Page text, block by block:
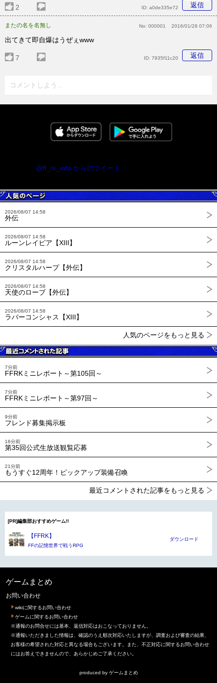
2 返信
ID: a0de335e72
またの名を名無し No: 000001 2016/01/28 07:06
出てきて即自爆はうぜぇwww
7 返信
ID: 7935f11c20
コメントしよう...
@ff_rk_info からのツイート
2026/08/07 14:58
外伝
2026/08/07 14:58
ルーンレイピア【XIII】
2026/08/07 14:58
クリスタルハープ【外伝】
2026/08/07 14:58
天使のローブ【外伝】
2026/08/07 14:58
ラバーコンシャス【XIII】
人気のページをもっと見る
7分前
FFRKミニレポート～第105回～
7分前
FFRKミニレポート～第97回～
9分前
フレンド募集掲示板
16分前
第35回公式生放送観覧応募
21分前
もうすぐ12周年！ピックアップ装備召喚
最近コメントされた記事をもっと見る
[PR]編集部おすすめゲーム!!
【FFRK】
FFの記憶世界で戦うRPG
ダウンロード
ゲームまとめ
お問い合わせ
wikiに関するお問い合わせ
ゲームに関するお問い合わせ
※通報のお問合せには基本、返信対応はおこなっておりません。
※通報いただきました情報は、確認のうえ順次対応いたしますが、調査および審査の結果、
お客様の希望された対応と異なる場合もございます。また、不正対応に関するお問い合わせ
にはお答えできませんので、あらかじめご了承ください。
produced by ゲームまとめ